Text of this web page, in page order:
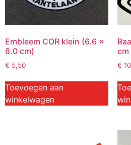
Embleem COR klein (6.6 x
8.0 cm)
€ 5,50
Toevoegen aan
winkelwagen
cm
€